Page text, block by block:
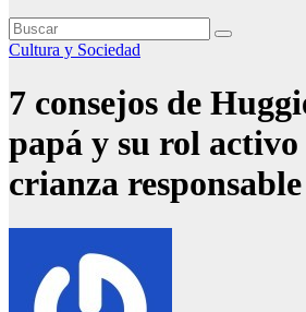
Cultura y Sociedad
7 consejos de
papá y su rol activo
crianza responsable